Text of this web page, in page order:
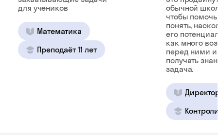
для учеников
Математика
Преподаёт 11 лет
обычной
чтобы
понять,
его
как много
перед ними и
получать
задача.